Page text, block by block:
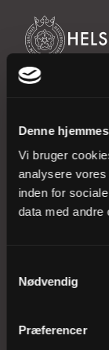
Denne
Vi bruger
analysere
inden for
data med andre
Nødvendig
Præferencer
Helsingør Stift
3000
Tlf. 4921
Kontakt
Presse